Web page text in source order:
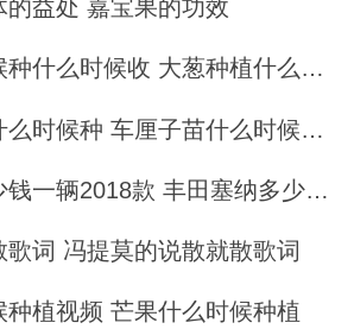
的益处 嘉宝果的功效
2025-11-04
么时候收 大葱种植什么时候收获
2025-11-04
时候种 车厘子苗什么时候种植
2025-11-04
一辆2018款 丰田塞纳多少钱一辆
2025-11-04
词 冯提莫的说散就散歌词
2025-11-04
种植视频 芒果什么时候种植